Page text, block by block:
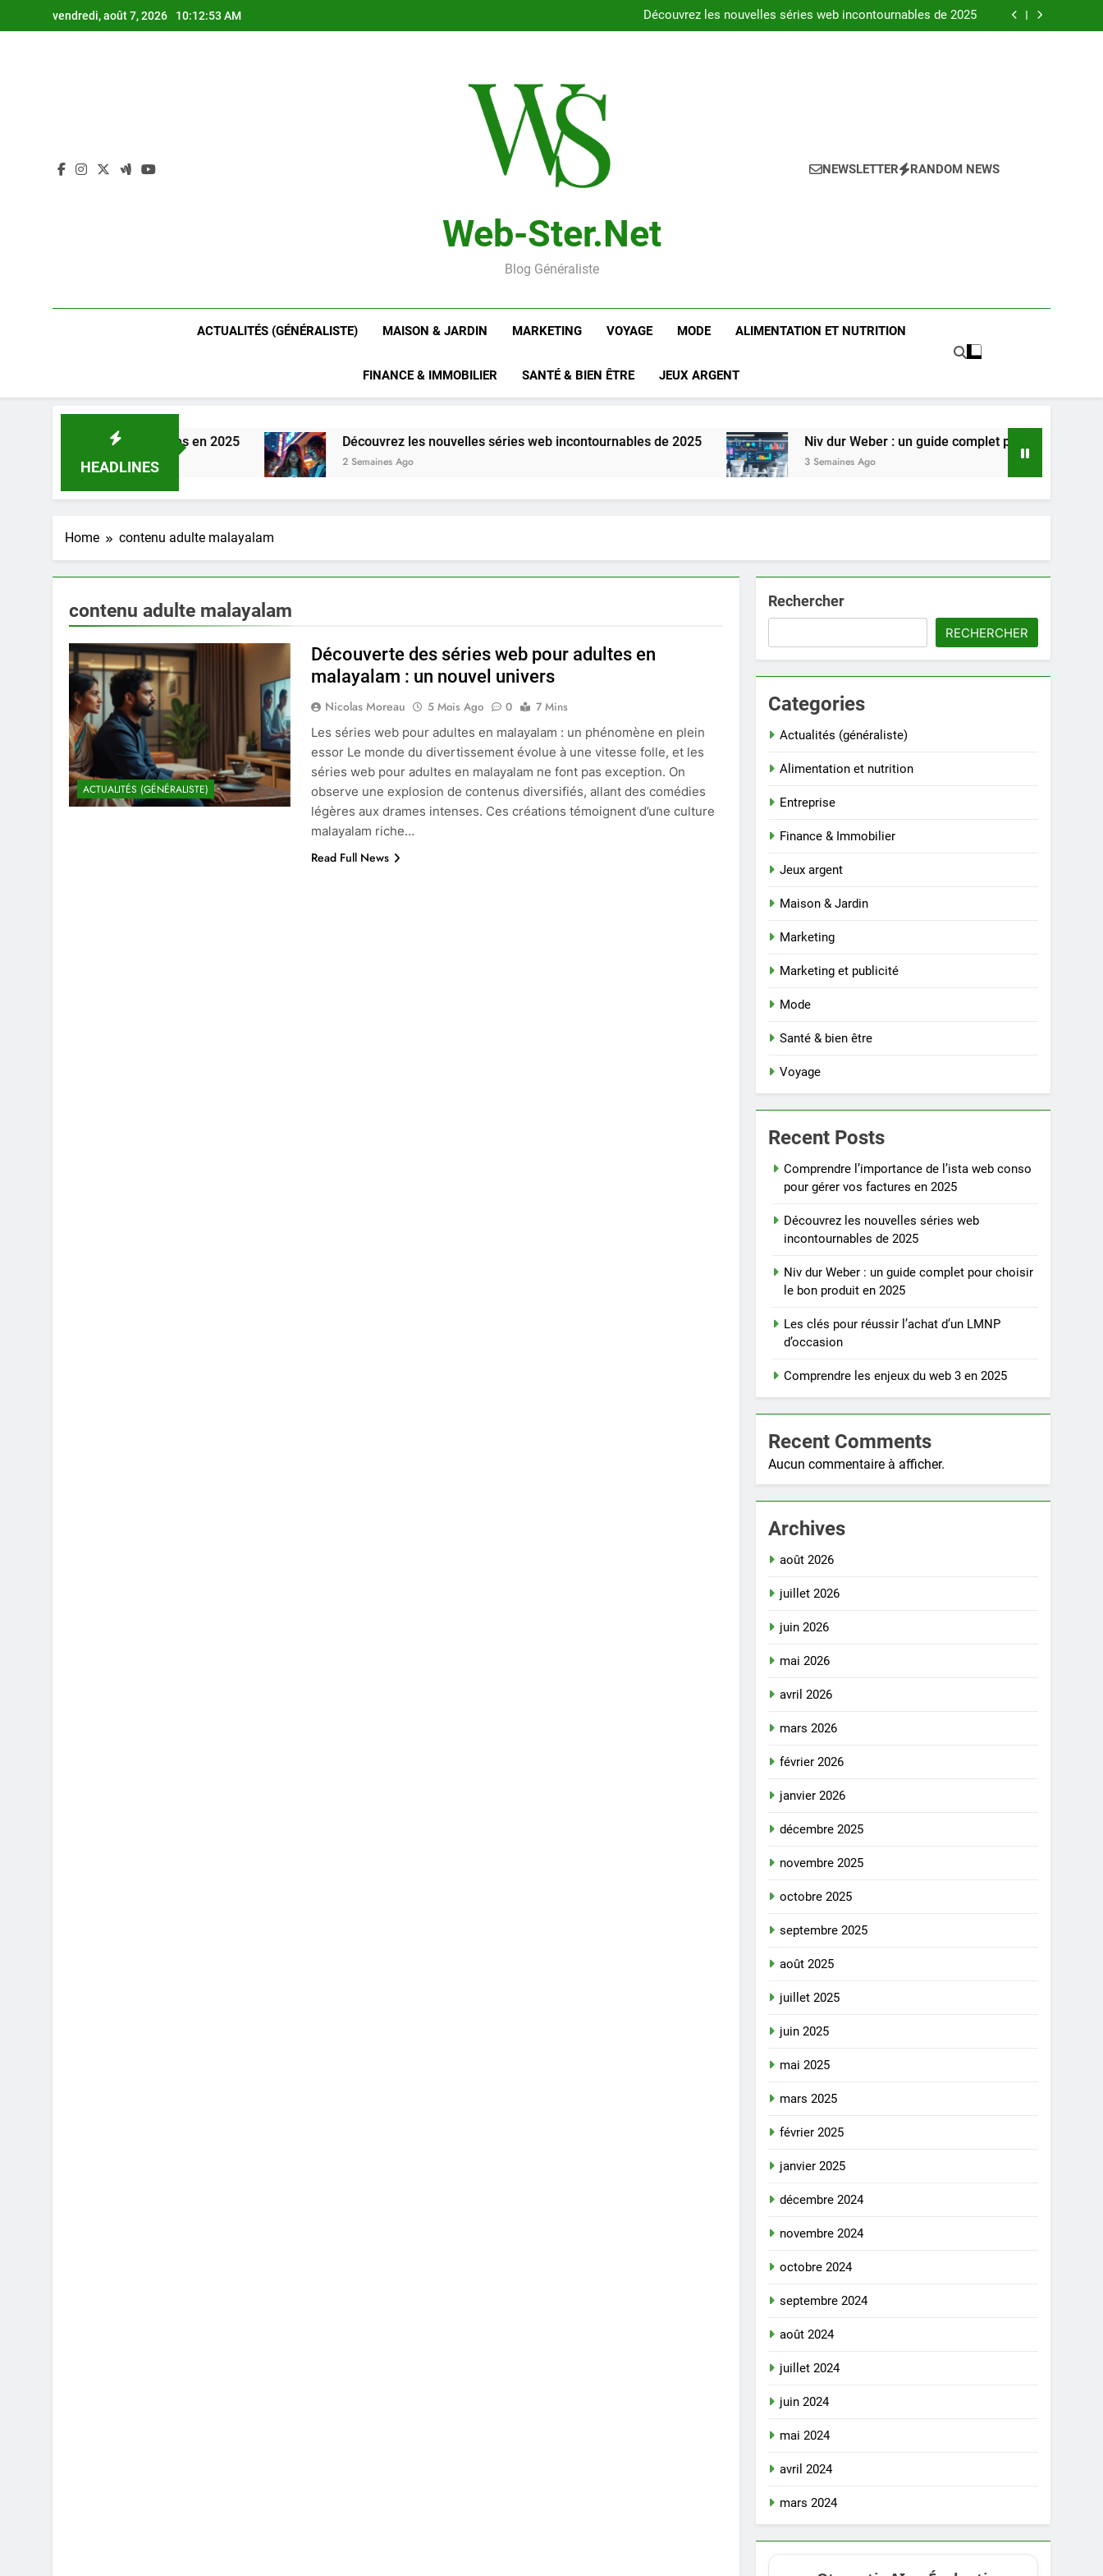
to
vendredi, août 7, 2026 10:12:53 AM
2025
Découvrez les nouvelles séries web incontournables de 2025
Niv dur Weber : un guide complet pour choisir le bon produit en 2025
Web-Ster.net
Blog Généraliste
NEWSLETTER RANDOM NEWS
ACTUALITÉS (GÉNÉRALISTE) MAISON & JARDIN MARKETING VOYAGE MODE ALIMENTATION ET NUTRITION
FINANCE & IMMOBILIER SANTÉ & BIEN ÊTRE JEUX ARGENT
HEADLINES
gérer vos factures en 2025 Découvrez les nouvelles séries web incontournables de 2025
2 Semaines Ago
Niv dur Weber : un guide complet pour choisir le bon produit
3 Semaines Ago
Home contenu adulte malayalam
contenu adulte malayalam
ACTUALITÉS (GÉNÉRALISTE)
Découverte des séries web pour adultes en
malayalam : un nouvel univers
Nicolas Moreau 5 Mois Ago 0
7 Mins
Les séries web pour adultes en malayalam : un phénomène en plein
essor Le monde du divertissement évolue à une vitesse folle, et les
séries web pour adultes en malayalam ne font pas exception. On
observe une explosion de contenus diversifiés, allant des comédies
légères aux drames intenses. Ces créations témoignent d’une culture
malayalam riche…
Read Full News
Rechercher
RECHERCHER
Categories
Actualités (généraliste)
Alimentation et nutrition
Entreprise
Finance & Immobilier
Jeux argent
Maison & Jardin
Marketing
Marketing et publicité
Mode
Santé & bien être
Voyage
Recent Posts
Comprendre l’importance de l’ista web conso
pour gérer vos factures en 2025
Découvrez les nouvelles séries web
incontournables de 2025
Niv dur Weber : un guide complet pour choisir
le bon produit en 2025
Les clés pour réussir l’achat d’un LMNP
d’occasion
Comprendre les enjeux du web 3 en 2025
Recent Comments
Aucun commentaire à afficher.
Archives
août 2026
juillet 2026
juin 2026
mai 2026
avril 2026
mars 2026
février 2026
janvier 2026
décembre 2025
novembre 2025
octobre 2025
septembre 2025
août 2025
juillet 2025
juin 2025
mai 2025
mars 2025
février 2025
janvier 2025
décembre 2024
novembre 2024
octobre 2024
septembre 2024
août 2024
juillet 2024
juin 2024
mai 2024
avril 2024
mars 2024